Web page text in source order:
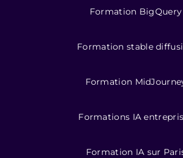
Formation BigQuery
Formation stable
Formation
Formations IA
Formation IA sur